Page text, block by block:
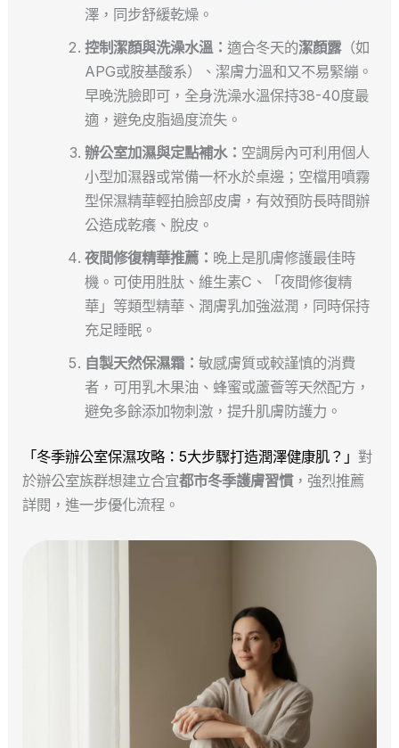
澤，同步舒緩乾燥。
控制潔顏與洗澡水溫： 適合冬天的潔顏露（如
APG或胺基酸系）、潔膚力溫和又不易緊繃。
早晚洗臉即可，全身洗澡水溫保持38-40度最
適，避免皮脂過度流失。
辦公室加濕與定點補水： 空調房內可利用個人
小型加濕器或常備一杯水於桌邊；空檔用噴霧
型保濕精華輕拍臉部皮膚，有效預防長時間辦
公造成乾癢、脫皮。
夜間修復精華推薦： 晚上是肌膚修護最佳時
機。可使用胜肽、維生素C、「夜間修復精
華」等類型精華、潤膚乳加強滋潤，同時保持
充足睡眠。
自製天然保濕霜： 敏感膚質或較謹慎的消費
者，可用乳木果油、蜂蜜或蘆薈等天然配方，
避免多餘添加物刺激，提升肌膚防護力。
「冬季辦公室保濕攻略：5大步驟打造潤澤健康肌？」對
於辦公室族群想建立合宜都市冬季護膚習慣，強烈推薦
詳閱，進一步優化流程。